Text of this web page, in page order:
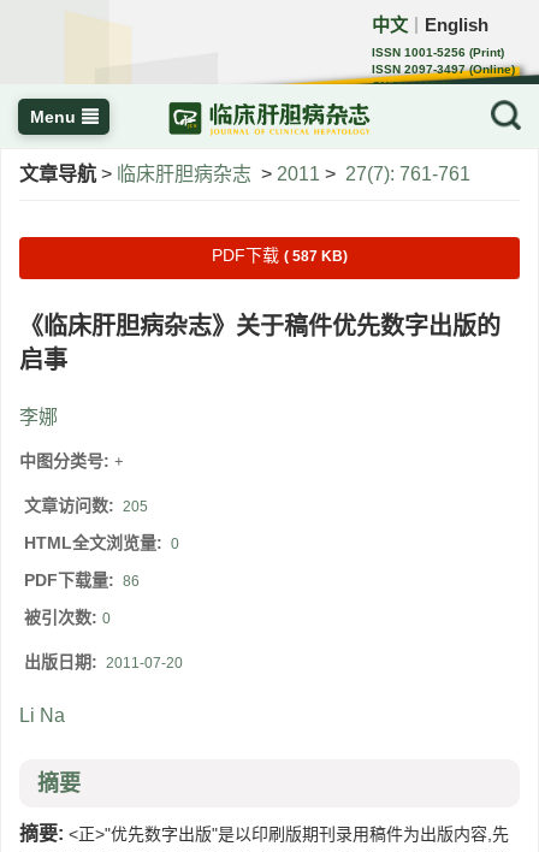
中文 English
ISSN 1001-5256 (Print)
ISSN 2097-3497 (Online)
CN 22-1108/R
Menu
文章导航 > 临床肝胆病杂志 > 2011 > 27(7): 761-761
PDF下载 ( 587 KB)
《临床肝胆病杂志》关于稿件优先数字出版的
启事
李娜
中图分类号: +
文章访问数: 205
HTML全文浏览量: 0
PDF下载量: 86
被引次数: 0
出版日期: 2011-07-20
Li Na
摘要
摘要: <正>"优先数字出版"是以印刷版期刊录用稿件为出版内容,先